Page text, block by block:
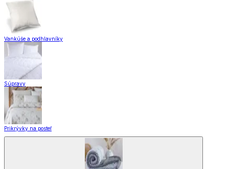
Vankúše a podhlavníky
Súpravy
Prikrývky na posteľ